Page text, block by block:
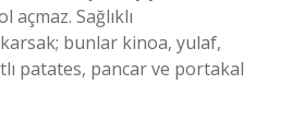
açmaz. Sağlıklı
bunlar kinoa, yulaf,
patates, pancar ve portakal